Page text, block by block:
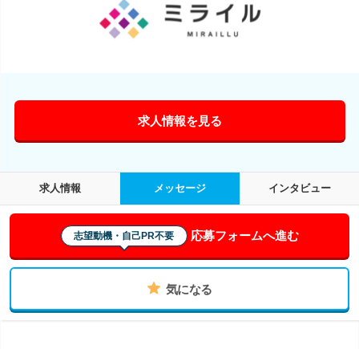
求人情報を見る
求人情報 メッセージ インタビュー
志望動機・自己PR不要 応募フォームへ進む
気になる